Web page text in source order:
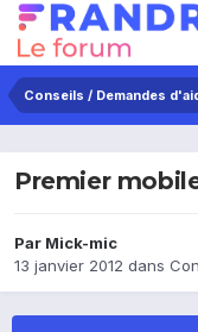
Conseils / Demandes
Premier
Par Mick-mic
13 janvier 2012 dans